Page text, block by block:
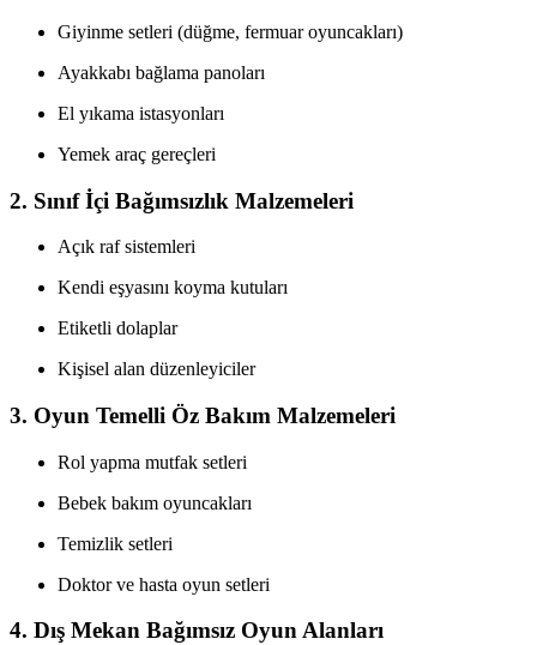
Giyinme setleri (düğme, fermuar oyuncakları)
Ayakkabı bağlama panoları
El yıkama istasyonları
Yemek araç gereçleri
2. Sınıf İçi Bağımsızlık Malzemeleri
Açık raf sistemleri
Kendi eşyasını koyma kutuları
Etiketli dolaplar
Kişisel alan düzenleyiciler
3. Oyun Temelli Öz Bakım Malzemeleri
Rol yapma mutfak setleri
Bebek bakım oyuncakları
Temizlik setleri
Doktor ve hasta oyun setleri
4. Dış Mekan Bağımsız Oyun Alanları